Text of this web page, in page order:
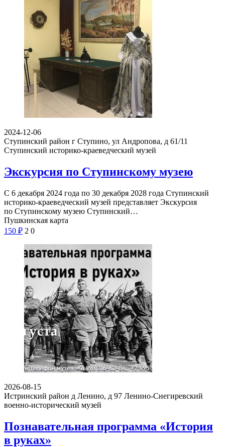
2024-12-06
Ступинский район г Ступино, ул Андропова, д 61/11
Ступинский историко-краеведческий музей
Экскурсия по Ступинскому музею
С 6 декабря 2024 года по 30 декабря 2028 года Ступинский
историко-краеведческий музей представляет Экскурсия
по Ступинскому музею Ступинский…
Пушкинская карта
150 ₽ 2 0
2026-08-15
Истринский район д Ленино, д 97 Ленино-Снегиревский
военно-исторический музей
Познавательная программа «История
в руках»